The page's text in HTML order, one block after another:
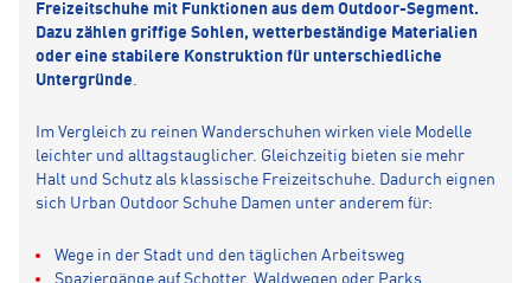
Freizeitschuhe mit Funktionen aus dem Outdoor-Segment.
Dazu zählen griffige Sohlen, wetterbeständige Materialien
oder eine stabilere Konstruktion für unterschiedliche
Untergründe.
Im Vergleich zu reinen Wanderschuhen wirken viele Modelle
leichter und alltagstauglicher. Gleichzeitig bieten sie mehr
Halt und Schutz als klassische Freizeitschuhe. Dadurch eignen
sich Urban Outdoor Schuhe Damen unter anderem für:
Wege in der Stadt und den täglichen Arbeitsweg